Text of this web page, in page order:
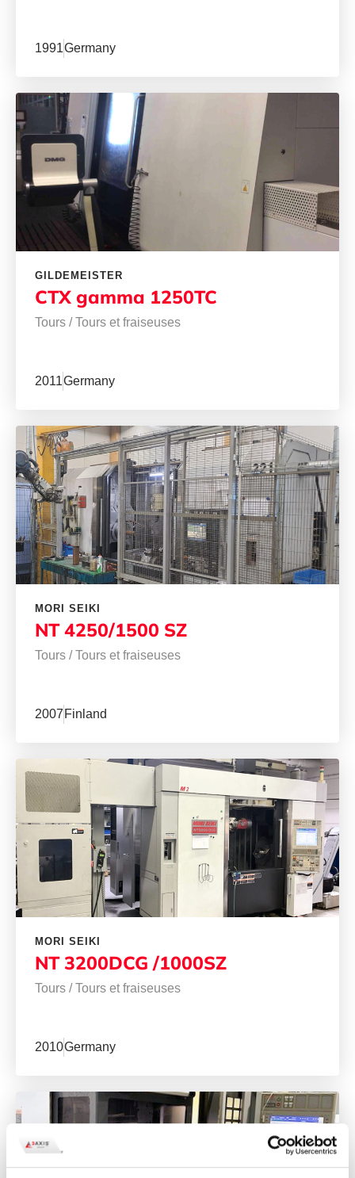
1991Germany
GILDEMEISTER
CTX gamma 1250TC
Tours /Tours et fraiseuses
2011Germany
MORI SEIKI
NT 4250/1500 SZ
Tours /Tours et fraiseuses
2007 Finland
MORI SEIKI
NT 3200DCG /1000SZ
Tours /Tours et fraiseuses
2010Germany